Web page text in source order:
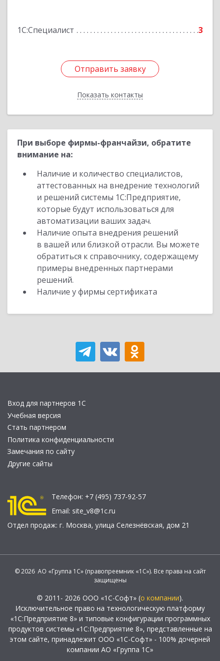
1С:Специалист 3
Отправить заявку
Показать контакты
Подробнее
Отправить заявку
Назад
При выборе фирмы-франчайзи, обратите
внимание на:
Наличие и количество специалистов,
аттестованных на внедрение технологий
и решений системы 1С:Предприятие,
которые будут использоваться для
автоматизации ваших задач.
Наличие опыта внедрения решений
в вашей или близкой отрасли. Вы можете
обратиться к справочнику, содержащему
примеры внедренных партнерами
решений.
Наличие у фирмы сертификата
Вход для партнеров 1С
Учебная версия
Стать партнером
Политика конфиденциальности
Замечания по сайту
Другие сайты
Телефон: +7 (495) 737-92-57
Email: site_v8@1c.ru
Отдел продаж: г. Москва, улица Селезнёвская, дом 21
© 2026 АО «Группа 1С» (правопреемник «1С»). Все права на сайт
защищены
© 2011- 2026 ООО «1С-Софт» (о компании).
Исключительное право на технологическую платформу
«1С:Предприятие 8» и типовые конфигурации программных
продуктов системы «1С:Предприятие 8», представленные на
этом сайте, принадлежит ООО «1С-Софт» - 100% дочерней
компании АО «Группа 1С»